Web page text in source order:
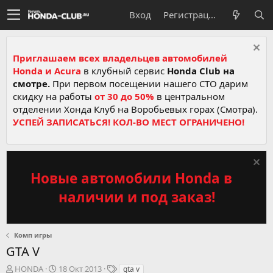
Вход Регистрация
Приглашаем всех владельцев автомобилей
Honda и Acura в клубный сервис Honda Club на
смотре. При первом посещении нашего СТО дарим
скидку на работы от 30 до 50% в центральном
отделении Хонда Клуб на Воробьевых горах (Смотра).
УСПЕЙ ЗАПИСАТЬСЯ! КОЛ-ВО МЕСТ ОГРАНИЧЕНО!
Новые автомобили Honda в
наличии и под заказ!
Комп игры
GTA V
А
HONDA
Д
18 Окт 2013
Т gta v